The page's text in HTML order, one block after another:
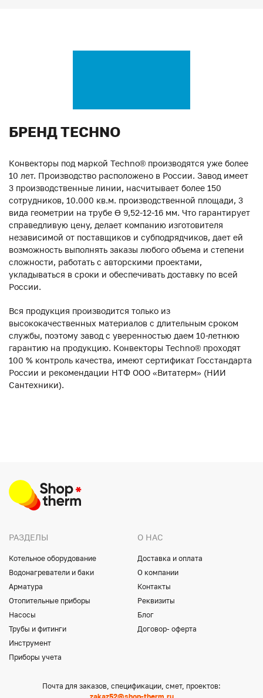
БРЕНД TECHNO
Конвекторы под маркой Techno® производятся уже более
10 лет. Производство расположено в России. Завод имеет
3 производственные линии, насчитывает более 150
сотрудников, 10.000 кв.м. производственной площади, 3
вида геометрии на трубе ϴ 9,52-12-16 мм. Что гарантирует
справедливую цену, делает компанию изготовителя
независимой от поставщиков и субподрядчиков, дает ей
возможность выполнять заказы любого объема и степени
сложности, работать с авторскими проектами,
укладываться в сроки и обеспечивать доставку по всей
России.
Вся продукция производится только из
высококачественных материалов с длительным сроком
службы, поэтому завод с уверенностью даем 10-летнюю
гарантию на продукцию. Конвекторы Techno® проходят
100 % контроль качества, имеют сертификат Госстандарта
России и рекомендации НТФ ООО «Витатерм» (НИИ
Сантехники).
РАЗДЕЛЫ
Котельное оборудование
Водонагреватели и баки
Арматура
Отопительные приборы
Насосы
Трубы и фитинги
Инструмент
Приборы учета
О НАС
Доставка и оплата
О компании
Контакты
Реквизиты
Блог
Договор- оферта
Почта для заказов, спецификации, смет, проектов: